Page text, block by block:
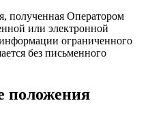
полученная Оператором
или электронной
ограниченного
без письменного
положения